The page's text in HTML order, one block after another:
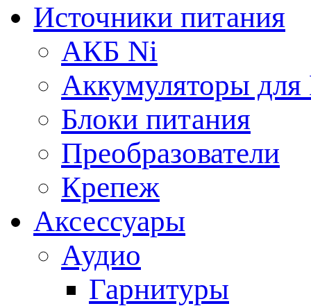
Источники питания
АКБ Ni
Аккумуляторы
Блоки питания
Преобразователи
Крепеж
Аксессуары
Аудио
Гарнитуры